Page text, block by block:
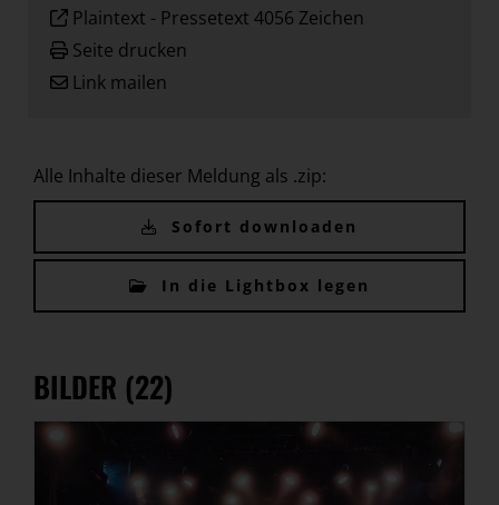
Plaintext - Pressetext 4056 Zeichen
Seite drucken
Link mailen
Alle Inhalte dieser Meldung als .zip:
Sofort downloaden
In die Lightbox legen
BILDER (22)